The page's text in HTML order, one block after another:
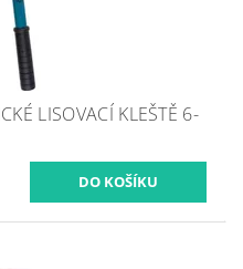
LISOVACÍ KLEŠTĚ 6-